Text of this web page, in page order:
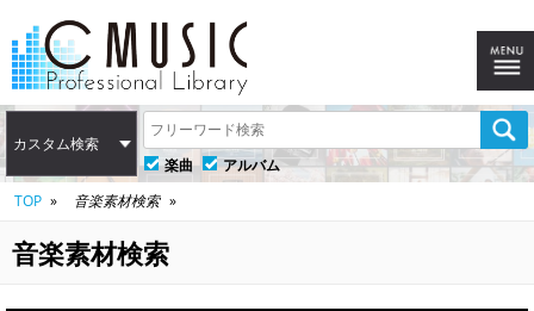
カスタム検索
楽曲
アルバム
TOP
音楽素材検索
音楽素材検索